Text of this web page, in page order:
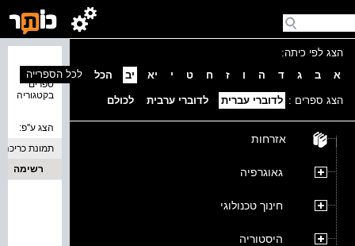
הצג לפי כיתה:
א
ב ג ד ה ו ז ח ט י יא יב הכל
הצג ספרים : לדוברי עברית לדוברי ערבית לכולם
אזרחות
גאוגרפיה
חינוך טכנולוגי
היסטוריה
ספרים
בקטגוריה
לכל הספרייה
הצג ע''פ:
תמונת כריכה
רשימה